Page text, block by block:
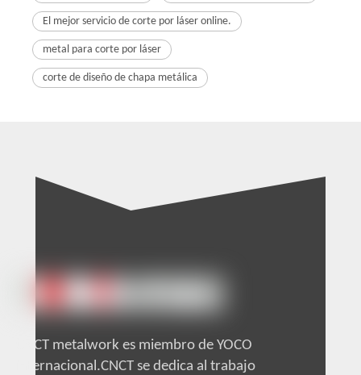
El mejor servicio de corte por láser online.
metal para corte por láser
corte de diseño de chapa metálica
CNCT metalwork es miembro de YOCO
internacional.CNCT se dedica al trabajo